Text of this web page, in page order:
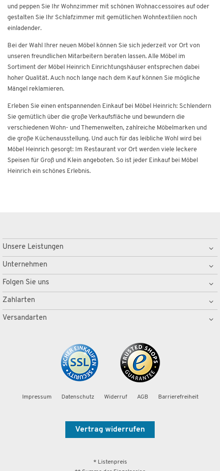
und peppen Sie Ihr Wohnzimmer mit schönen Wohnaccessoires auf oder
gestalten Sie Ihr Schlafzimmer mit gemütlichen Wohntextilien noch
einladender.
Bei der Wahl Ihrer neuen Möbel können Sie sich jederzeit vor Ort von
unseren freundlichen Mitarbeitern beraten lassen. Alle Möbel im
Sortiment der Möbel Heinrich Einrichtungshäuser entsprechen dabei
hoher Qualität. Auch noch lange nach dem Kauf können Sie mögliche
Mängel reklamieren.
Erleben Sie einen entspannenden Einkauf bei Möbel Heinrich: Schlendern
Sie gemütlich über die große Verkaufsfläche und bewundern die
verschiedenen Wohn- und Themenwelten, zahlreiche Möbelmarken und
die große Küchenausstellung. Und auch für das leibliche Wohl wird bei
Möbel Heinrich gesorgt: Im Restaurant vor Ort werden viele leckere
Speisen für Groß und Klein angeboten. So ist jeder Einkauf bei Möbel
Heinrich ein schönes Erlebnis.
Unsere Leistungen
Unternehmen
Folgen Sie uns
Zahlarten
Versandarten
Impressum Datenschutz Widerruf AGB Barrierefreiheit
Vertrag widerrufen
* Listenpreis